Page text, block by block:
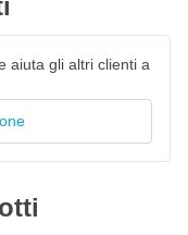
secondo passaggio
aiuta gli altri clienti a